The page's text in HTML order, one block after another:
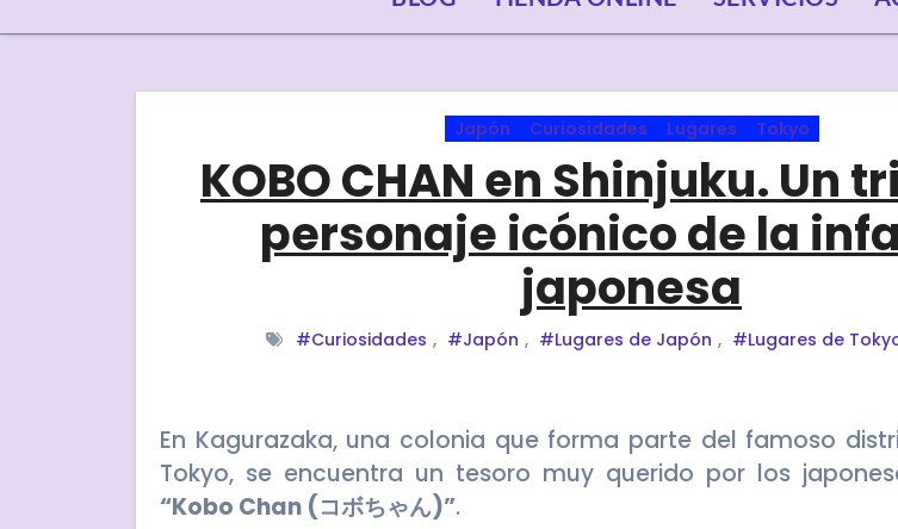
Japón Curiosidades Lugares Tokyo
KOBO CHAN en Shinjuku. Un
personaje icónico de la
japonesa
#Curiosidades , #Japón , #Lugares de Japón , #Lugares de
En Kagurazaka, una colonia que forma parte del famoso distrito de Shinjuku en
Tokyo, se encuentra un tesoro muy querido por los
“Kobo Chan (コボちゃん)”.